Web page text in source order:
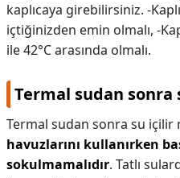
kaplıcaya girebilirsiniz. -
içtiğinizden emin olmalı, -
ile 42°C arasında olmalı.
Termal sudan sonra
Termal sudan sonra su içilir
havuzlarını kullanırken
sokulmamalıdır. Tatlı